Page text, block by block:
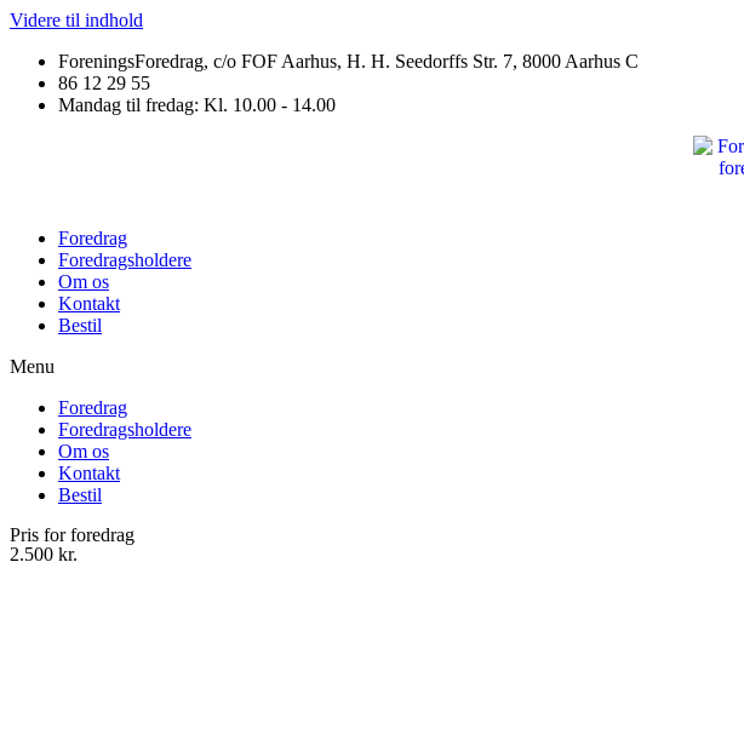
Videre til indhold
ForeningsForedrag, c/o FOF Aarhus, H. H. Seedorffs Str. 7, 8000 Aarhus C
86 12 29 55
Mandag til fredag: Kl. 10.00 - 14.00
Foredrag
Foredragsholdere
Om os
Kontakt
Bestil
Menu
Foredrag
Foredragsholdere
Om os
Kontakt
Bestil
Pris for foredrag
2.500 kr.